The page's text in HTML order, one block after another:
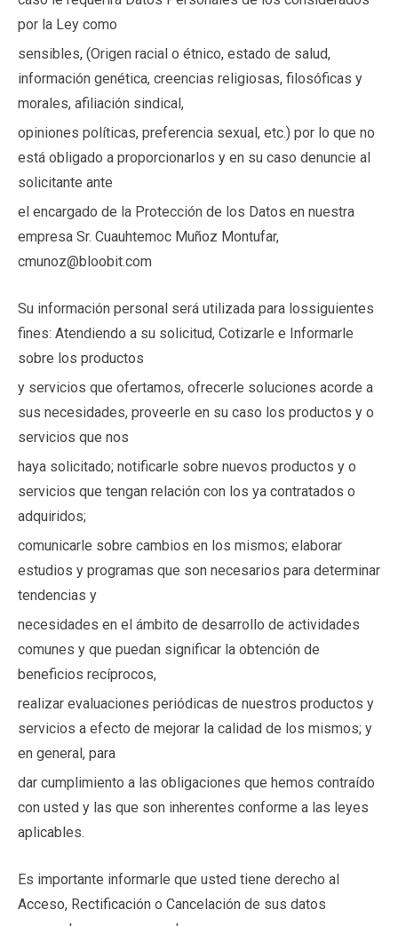
por la Ley como
sensibles, (Origen racial o étnico, estado de salud,
información genética, creencias religiosas, filosóficas y
morales, afiliación sindical,
opiniones políticas, preferencia sexual, etc.) por lo que no
está obligado a proporcionarlos y en su caso denuncie al
solicitante ante
el encargado de la Protección de los Datos en nuestra
empresa Sr. Cuauhtemoc Muñoz Montufar,
cmunoz@bloobit.com
Su información personal será utilizada para lossiguientes
fines: Atendiendo a su solicitud, Cotizarle e Informarle
sobre los productos
y servicios que ofertamos, ofrecerle soluciones acorde a
sus necesidades, proveerle en su caso los productos y o
servicios que nos
haya solicitado; notificarle sobre nuevos productos y o
servicios que tengan relación con los ya contratados o
adquiridos;
comunicarle sobre cambios en los mismos; elaborar
estudios y programas que son necesarios para determinar
tendencias y
necesidades en el ámbito de desarrollo de actividades
comunes y que puedan significar la obtención de
beneficios recíprocos,
realizar evaluaciones periódicas de nuestros productos y
servicios a efecto de mejorar la calidad de los mismos; y
en general, para
dar cumplimiento a las obligaciones que hemos contraído
con usted y las que son inherentes conforme a las leyes
aplicables.
Es importante informarle que usted tiene derecho al
Acceso, Rectificación o Cancelación de sus datos